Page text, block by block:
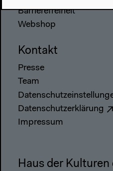
Barrierefreiheit
Webshop
Kontakt
Presse
Team
Datenschutzerklärung
Impressum
Haus der Kulturen